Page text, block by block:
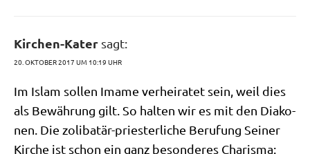
Kirchen-Kater sagt:
20. OKTOBER 2017 UM 10:19 UHR
Im Islam sol­len Ima­me ver­hei­ra­tet sein, weil dies
als Bewäh­rung gilt. So hal­ten wir es mit den Dia­ko­
nen. Die zoli­ba­t­är-prie­ster­li­che Beru­fung Sei­ner
Kir­che ist schon ein ganz beson­de­res Cha­ris­ma: